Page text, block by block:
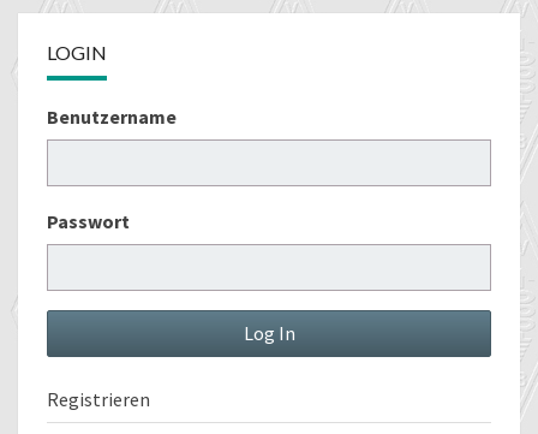
LOGIN
Benutzername
Passwort
Registrieren